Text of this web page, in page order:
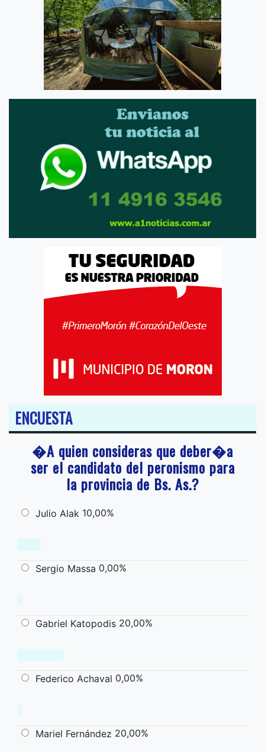
ENCUESTA
�A quien consideras que deber�a
ser el candidato del peronismo para
la provincia de Bs. As.?
Julio Alak 10,00%
Sergio Massa 0,00%
Gabriel Katopodis 20,00%
Federico Achaval 0,00%
Mariel Fernández 20,00%